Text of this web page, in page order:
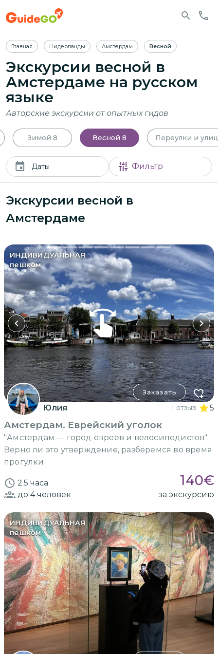
Главная Нидерланды Амстердам Весной
Экскурсии весной в
Амстердаме на русском
языке
Авторские экскурсии от опытных гидов
Зимой 8 Весной 8 Переулки и
Даты Фильтр
Экскурсии весной в
Амстердаме
ИНДИВИДУАЛЬНАЯ
пешком
Заказать
Юлия 1 отзыв 5
Амстердам. Еврейский уголок
"Амстердам — город евреев и велосипедистов".
Верно ли это утверждение, разберемся во время
прогулки
2.5 часа 140€
до 4человек за экскурсию
ИНДИВИДУАЛЬНАЯ
пешком